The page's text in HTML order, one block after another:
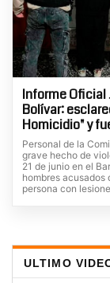
Informe Oficial
Bolívar:
Homicidio" y
Personal de la
grave hecho de
21 de junio en el
hombres acusados
persona con
ULTIMO